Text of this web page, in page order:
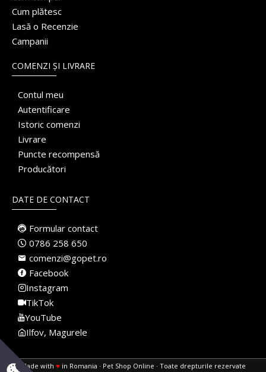
Cum plătesc
Lasă o Recenzie
Campanii
COMENZI ȘI LIVRARE
Contul meu
Autentificare
Istoric comenzi
Livrare
Puncte recompensă
Producători
DATE DE CONTACT
Formular contact
0786 258 650
comenzi@gopet.ro
Facebook
Instagram
TikTok
YouTube
Ilfov, Magurele
Made with ♥ in Romania · Pet Shop Online · Toate drepturile rezervate